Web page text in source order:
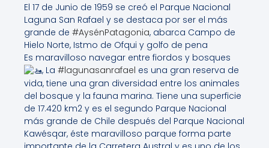
El 17 de Junio de 1959 se creó el Parque Nacional
Laguna San Rafael y se destaca por ser el más
grande de#AysénPatagonia, abarca Campo de
Hielo Norte, Istmo de Ofqui y golfo de pena
Es maravilloso navegar entre fiordos y bosques
, La#lagunasanrafael es una gran reserva de
vida, tiene una gran diversidad entre los animales
del bosque y la fauna marina. Tiene una superficie
de 17.420 km2 y es el segundo Parque Nacional
más grande de Chile después del Parque Nacional
Kawésqar, éste maravilloso parque forma parte